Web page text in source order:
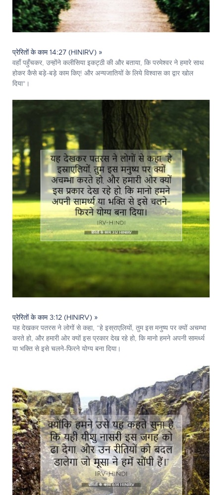
प्रेरितों के काम 14:27 (HINIRV) »
वहाँ पहुँचकर, उन्होंने कलीसिया इकट्ठी की और बताया, कि परमेश्‍वर ने हमारे साथ
होकर कैसे बड़े-बड़े काम किए! और अन्यजातियों के लिये विश्वास का द्वार खोल
दिया*।
प्रेरितों के काम 3:12 (HINIRV) »
यह देखकर पतरस ने लोगों से कहा, “हे इस्राएलियों, तुम इस मनुष्य पर क्यों अचम्भा
करते हो, और हमारी ओर क्यों इस प्रकार देख रहे हो, कि मानो हमने अपनी सामर्थ्य
या भक्ति से इसे चलने-फिरने योग्य बना दिया।